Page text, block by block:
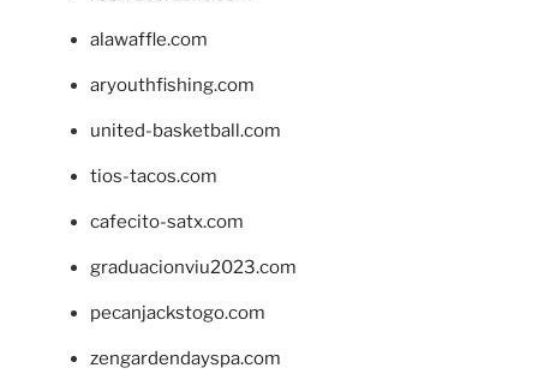
alawaffle.com
aryouthfishing.com
united-basketball.com
tios-tacos.com
cafecito-satx.com
graduacionviu2023.com
pecanjackstogo.com
zengardendayspa.com